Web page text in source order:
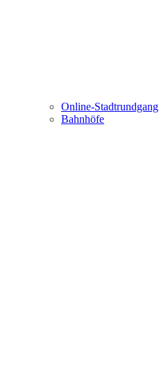
Online-Stadtrundgang
Bahnhöfe